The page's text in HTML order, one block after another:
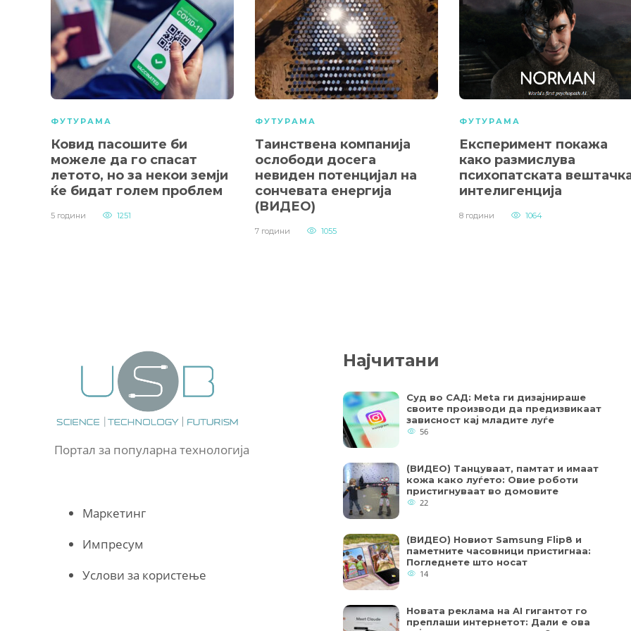
ФУТУРАМА
Ковид пасошите би
можеле да го спасат
летото, но за некои земји
ќе бидат голем проблем
5 години 1251
ФУТУРАМА
Таинствена компанија
ослободи досега
невиден потенцијал на
сончевата енергија
(ВИДЕО)
7 години 1055
ФУТУРАМА
Експеримент покажа
како размислува
психопатската
интелигенција
8 години 1064
Портал за популарна технологија
Маркетинг
Импресум
Услови за користење
Најчитани
Суд во САД: Meta ги дизајнираше
своите производи да предизвикаат
зависност кај младите луѓе
56
(ВИДЕО) Танцуваат, памтат и имаат
кожа како луѓето: Овие роботи
пристигнуваат во домовите
22
(ВИДЕО) Новиот Samsung Flip8 и
паметните часовници пристигнаа:
Погледнете што носат
14
Новата реклама на AI гигантот го
преплаши интернетот: Дали е ова